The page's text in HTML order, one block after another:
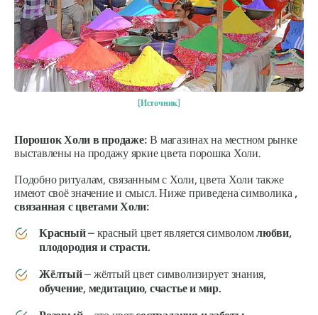
[Источник]
Порошок Холи в продаже:В магазинах на местном рынке
выставлены на продажу яркие цвета порошка Холи.
Подобно ритуалам, связанным с Холи, цвета Холи также
имеют своё значение и смысл. Ниже приведена символика ,
связанная с цветами Холи:
Красный– красный цвет является символомлюбви,
плодородия и страсти.
Жёлтый– жёлтый цвет символизирует знания,
обучение, медитацию, счастье и мир.